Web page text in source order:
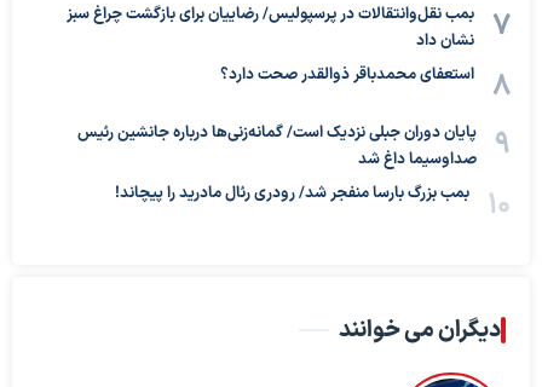
بمب نقل‌وانتقالات در پرسپولیس/ رضاییان برای بازگشت چراغ سبز
نشان داد
استعفای محمدباقر ذوالقدر صحت دارد؟
پایان دوران جبلی نزدیک است/ گمانه‌زنی‌ها درباره جانشین رئیس
صداوسیما داغ شد
بمب بزرگ بارسا منفجر شد/ رودری رئال مادرید را پیچاند!
دیگران می خوانند